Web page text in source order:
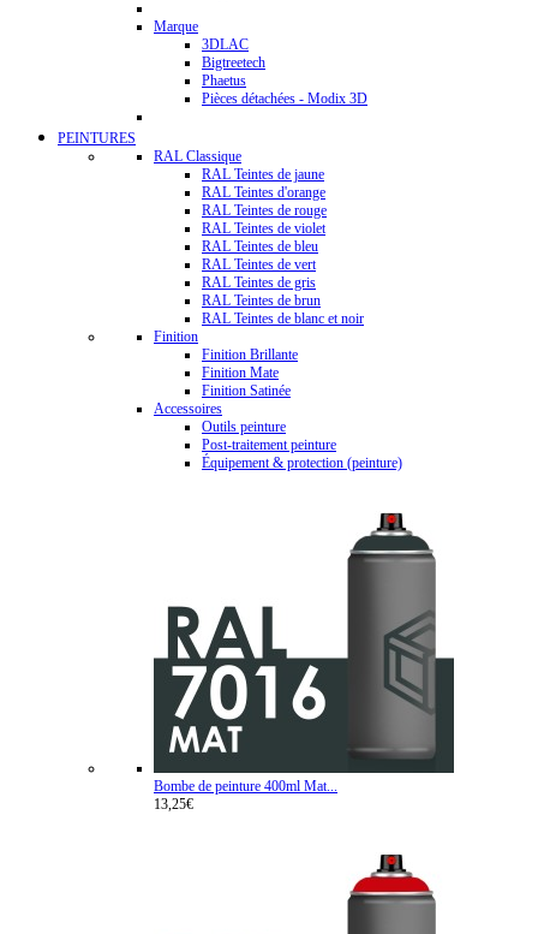
Marque
3DLAC
Bigtreetech
Phaetus
Pièces détachées - Modix 3D
PEINTURES
RAL Classique
RAL Teintes de jaune
RAL Teintes d'orange
RAL Teintes de rouge
RAL Teintes de violet
RAL Teintes de bleu
RAL Teintes de vert
RAL Teintes de gris
RAL Teintes de brun
RAL Teintes de blanc et noir
Finition
Finition Brillante
Finition Mate
Finition Satinée
Accessoires
Outils peinture
Post-traitement peinture
Équipement & protection (peinture)
Bombe de peinture 400ml Mat...
13,25€